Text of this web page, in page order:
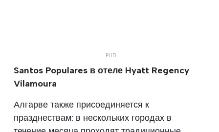
Santos Populares в отеле Hyatt Regency
Vilamoura
Алгарве также присоединяется к
празднествам: в нескольких городах в